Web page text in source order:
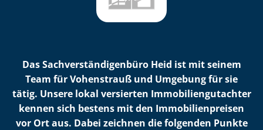
Das Sach­ver­stän­di­gen­bü­ro Heid ist mit seinem
Team für Vohenstrauß und Umgebung für sie
tätig. Unsere lokal versierten Im­mo­bi­li­en­gut­ach­ter
kennen sich bestens mit den Im­mo­bi­li­en­prei­sen
vor Ort aus. Dabei zeichnen die folgenden Punkte